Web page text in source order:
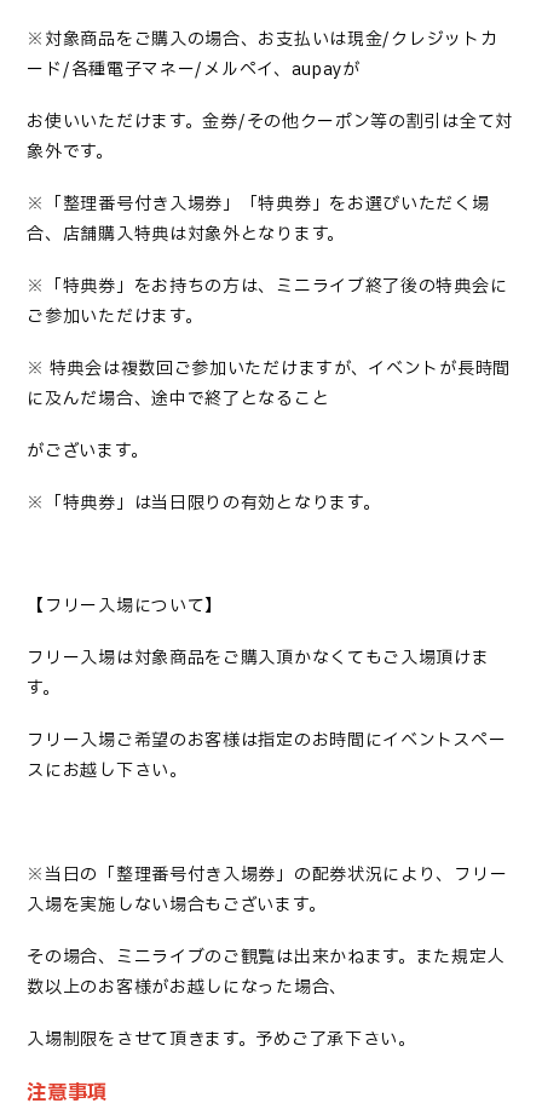
※対象商品をご購入の場合、お支払いは現金/クレジットカ
ード/各種電子マネー/メルペイ、 aupayが
お使いいただけます。金券/その他クーポン等の割引は全て対
象外です。
※ 「整理番号付き入場券」「特典券」をお選びいただく場
合、店舗購入特典は対象外となります。
※ 「特典券」をお持ちの方は、ミニライブ終了後の特典会に
ご参加いただけます。
※ 特典会は複数回ご参加いただけますが、イベントが長時間
に及んだ場合、途中で終了となること
がございます。
※ 「特典券」は当日限りの有効となります。
【フリー入場について】
フリー入場は対象商品をご購入頂かなくてもご入場頂けま
す。
フリー入場ご希望のお客様は指定のお時間にイベントスペー
スにお越し下さい。
※当日の「整理番号付き入場券」の配券状況により、フリー
入場を実施しない場合もございます。
その場合、ミニライブのご観覧は出来かねます。また規定人
数以上のお客様がお越しになった場合、
入場制限をさせて頂きます。予めご了承下さい。
注意事項